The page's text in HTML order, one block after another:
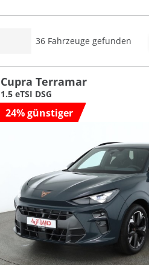
36 Fahrzeuge gefunden
Cupra Terramar
1.5 eTSI DSG
24% günstiger